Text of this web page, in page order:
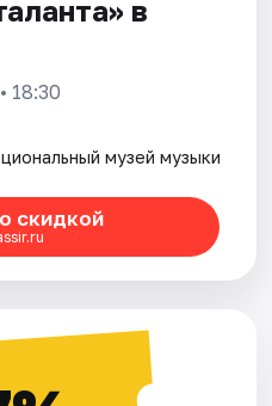
в
18:30
музей музыки
скидкой